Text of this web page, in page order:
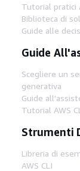
Tutorial pratici
Biblioteca di
Guide alle
Guide
Scegliere un
generativa
Guide
Tutorial AWS
Strumenti
Libreria di
AWS CLI